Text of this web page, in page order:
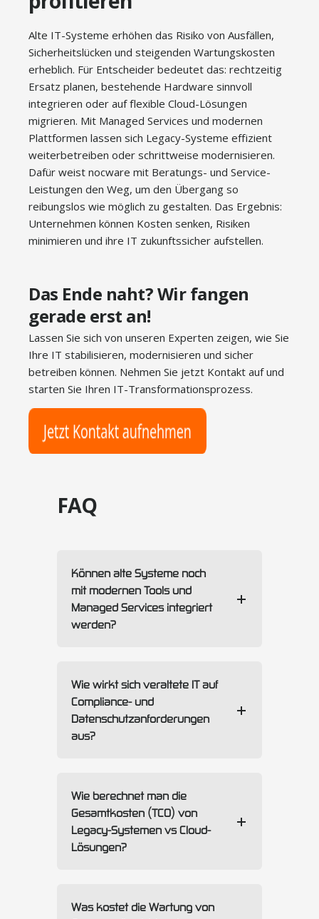
Alte IT-Systeme erhöhen das Risiko von Ausfällen,
Sicherheitslücken und steigenden Wartungskosten
erheblich. Für Entscheider bedeutet das: rechtzeitig
Ersatz planen, bestehende Hardware sinnvoll
integrieren oder auf flexible Cloud-Lösungen
migrieren. Mit Managed Services und modernen
Plattformen lassen sich Legacy-Systeme effizient
weiterbetreiben oder schrittweise modernisieren.
Dafür weist nocware mit Beratungs- und Service-
Leistungen den Weg, um den Übergang so
reibungslos wie möglich zu gestalten. Das Ergebnis:
Unternehmen können Kosten senken, Risiken
minimieren und ihre IT zukunftssicher aufstellen.
Das Ende naht? Wir fangen
gerade erst an!
Lassen Sie sich von unseren Experten zeigen, wie Sie
Ihre IT stabilisieren, modernisieren und sicher
betreiben können. Nehmen Sie jetzt Kontakt auf und
starten Sie Ihren IT-Transformationsprozess.
FAQ
Können alte Systeme noch
mit modernen Tools und
Managed Services integriert
werden?
Wie wirkt sich veraltete IT auf
Compliance- und
Datenschutzanforderungen
aus?
Wie berechnet man die
Gesamtkosten (TCO) von
Legacy-Systemen vs Cloud-
Lösungen?
Was kostet die Wartung von